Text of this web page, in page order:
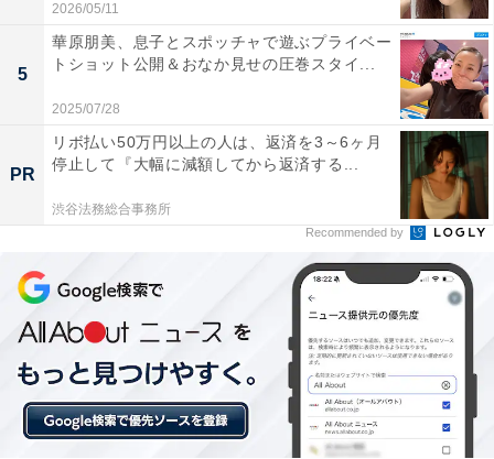
2026/05/11
5
華原朋美、息子とスポッチャで遊ぶプライベー
トショット公開＆おなか見せの圧巻スタイ...
2025/07/28
PR
リボ払い50万円以上の人は、返済を3～6ヶ月
停止して『大幅に減額してから返済する...
渋谷法務総合事務所
Recommended by